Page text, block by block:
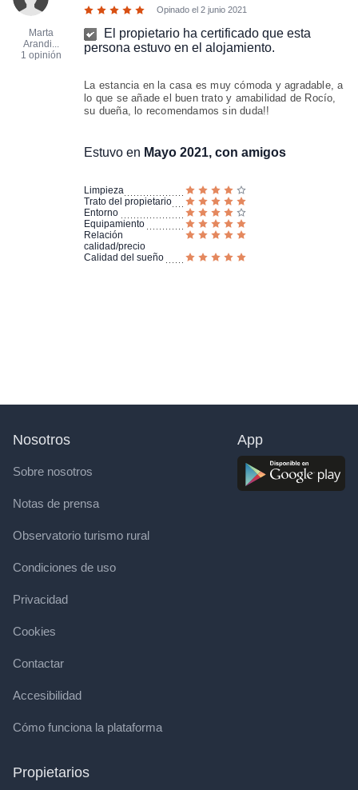
Marta
Arandi...
1 opinión
Opinado el2 junio 2021
El propietario ha certificado que esta
persona estuvo en el alojamiento.
La estancia en la casa es muy cómoda y agradable, a
lo que se añade el buen trato y amabilidad de Rocío,
su dueña, lo recomendamos sin duda!!
Estuvo en Mayo 2021, con amigos
Limpieza
Trato del propietario
Entorno
Equipamiento
Relación
calidad/precio
Calidad del sueño
Nosotros
Sobre nosotros
Notas de prensa
Observatorio turismo rural
Condiciones de uso
Privacidad
Cookies
Contactar
Accesibilidad
Cómo funciona la plataforma
Propietarios
App